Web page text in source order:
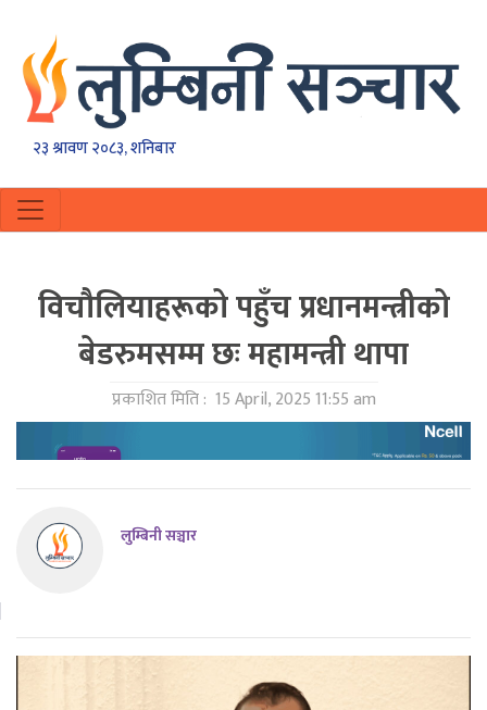
२३ श्रावण २०८३, शनिबार
विचौलियाहरूको पहुँच प्रधानमन्त्रीको
बेडरुमसम्म छः महामन्त्री थापा
प्रकाशित मिति : 15 April, 2025 11:55 am
लुम्बिनी सञ्चार